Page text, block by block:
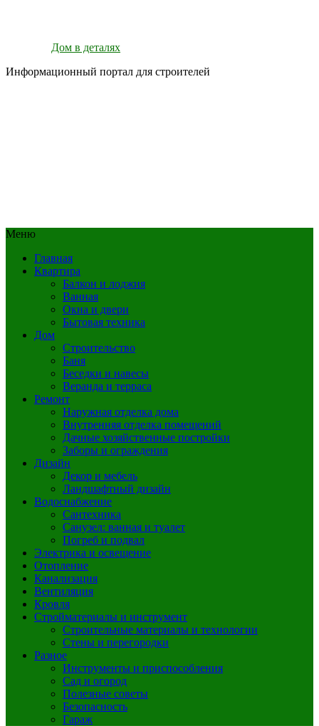
Дом в деталях
Информационный портал для строителей
Меню
Главная
Квартира
Балкон и лоджия
Ванная
Окна и двери
Бытовая техника
Дом
Строительство
Баня
Беседки и навесы
Веранда и терраса
Ремонт
Наружная отделка дома
Внутренняя отделка помещений
Дачные хозяйственные постройки
Заборы и ограждения
Дизайн
Декор и мебель
Ландшафтный дизайн
Водоснабжение
Сантехника
Санузел: ванная и туалет
Погреб и подвал
Электрика и освещение
Отопление
Канализация
Вентиляция
Кровля
Стройматериалы и инструмент
Строительные материалы и технологии
Стены и перегородки
Разное
Инструменты и приспособления
Сад и огород
Полезные советы
Безопасность
Гараж